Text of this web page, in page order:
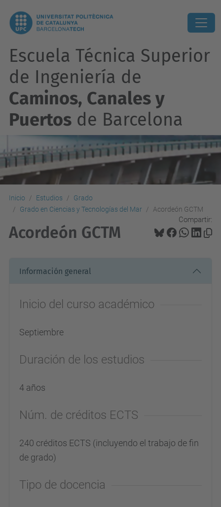
Escuela Técnica Superior
de Ingeniería de
Caminos, Canales y
Puertos de Barcelona
Inicio Estudios
Grado
Grado en Ciencias y Tecnologías del Mar
Acordeón GCTM
Compartir:
Acordeón GCTM
Información general
Inicio del curso académico
Septiembre
Duración de los estudios
4 años
Núm. de créditos ECTS
240 créditos ECTS (incluyendo el trabajo de fin
de grado)
Tipo de docencia